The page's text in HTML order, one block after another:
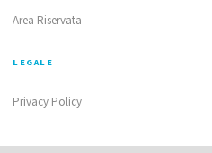
Area Riservata
LEGALE
Privacy Policy